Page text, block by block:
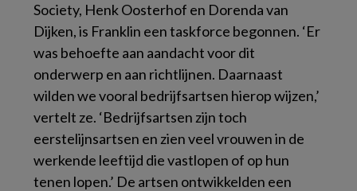
Society, Henk Oosterhof en Dorenda van
Dijken, is Franklin een taskforce begonnen. ‘Er
was behoefte aan aandacht voor dit
onderwerp en aan richtlijnen. Daarnaast
wilden we vooral bedrijfsartsen hierop wijzen,’
vertelt ze. ‘Bedrijfsartsen zijn toch
eerstelijnsartsen en zien veel vrouwen in de
werkende leeftijd die vastlopen of op hun
tenen lopen.’ De artsen ontwikkelden een